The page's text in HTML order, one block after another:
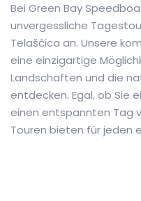
Bei Green Bay
unvergessliche
Telašćica an. Unsere
eine einzigartige
Landschaften und die
entdecken. Egal, ob Sie
einen entspannten Tag
Touren bieten für jeden